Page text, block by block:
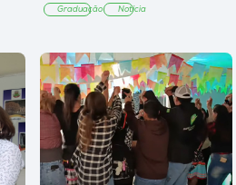
Graduação Notícia